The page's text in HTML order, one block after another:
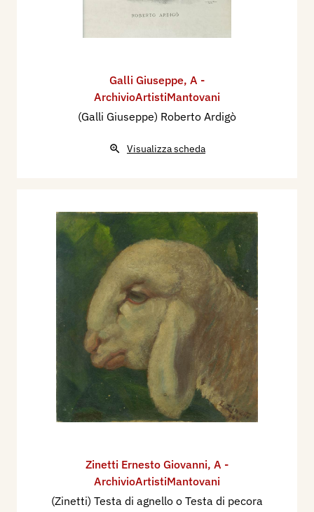
Galli Giuseppe, A -
ArchivioArtistiMantovani
(Galli Giuseppe) Roberto Ardigò
Visualizza scheda
Zinetti Ernesto Giovanni, A -
ArchivioArtistiMantovani
(Zinetti) Testa di agnello o Testa di pecora